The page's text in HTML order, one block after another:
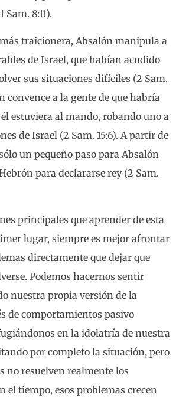
Sam. 8:11).
traicionera, Absalón manipula a
de Israel, que habían acudido
sus situaciones difíciles (2 Sam.
convence a la gente de que habría
estuviera al mando, robando uno a
de Israel (2 Sam. 15:6). A partir de
un pequeño paso para Absalón
para declararse rey (2 Sam.
principales que aprender de esta
lugar, siempre es mejor afrontar
directamente que dejar que
Podemos hacernos sentir
nuestra propia versión de la
de comportamientos pasivo
en la idolatría de nuestra
por completo la situación, pero
no resuelven realmente los
el tiempo, esos problemas crecen